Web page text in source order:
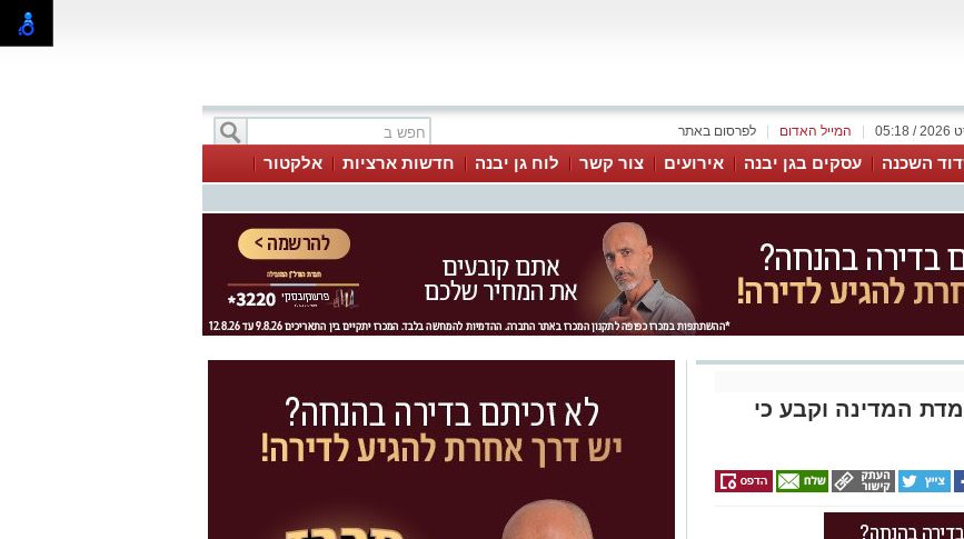
לפרסום באתר המייל האדום
השכנה עסקים בגן יבנה אירועים צור קשר לוח גן יבנה חדשות ארציות
אלקטור
המדינה וקבע כי